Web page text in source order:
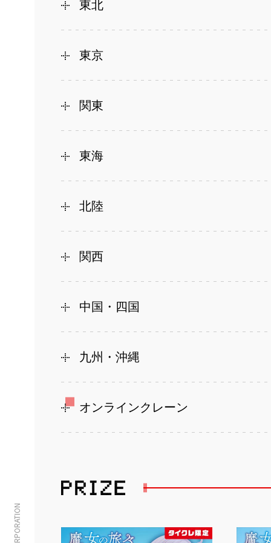
東北
東京
関東
東海
北陸
関西
中国・四国
九州・沖縄
オンラインクレーン